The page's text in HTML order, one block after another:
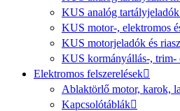
KUS analóg
KUS motor-, elektromos
KUS motorjeladók és
KUS kormányállás-, trim-
Elektromos felszerelések
Ablaktörlő motor, karok,
Kapcsolótáblák